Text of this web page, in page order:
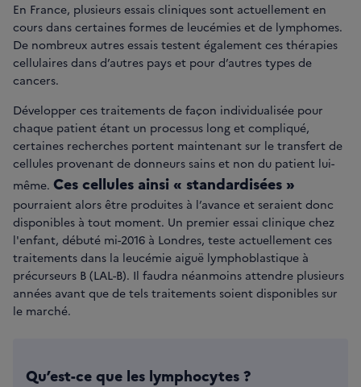
En France, plusieurs essais cliniques sont actuellement en
cours dans certaines formes de leucémies et de lymphomes.
De nombreux autres essais testent également ces thérapies
cellulaires dans d’autres pays et pour d’autres types de
cancers.
Développer ces traitements de façon individualisée pour
chaque patient étant un processus long et compliqué,
certaines recherches portent maintenant sur le transfert de
cellules provenant de donneurs sains et non du patient lui-
même. Ces cellules ainsi « standardisées »
pourraient alors être produites à l’avance et seraient donc
disponibles à tout moment. Un premier essai clinique chez
l'enfant, débuté mi-2016 à Londres, teste actuellement ces
traitements dans la leucémie aiguë lymphoblastique à
précurseurs B (LAL-B). Il faudra néanmoins attendre plusieurs
années avant que de tels traitements soient disponibles sur
le marché.
Qu’est-ce que les lymphocytes ?